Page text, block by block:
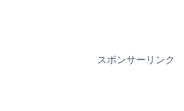
スポンサーリンク